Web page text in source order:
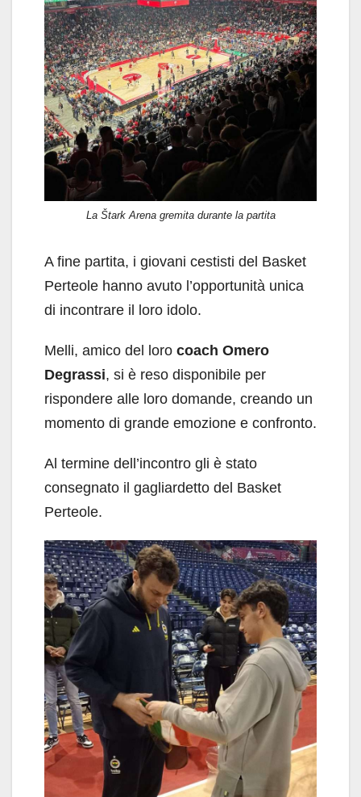
La Štark Arena gremita durante la partita
A fine partita, i giovani cestisti del Basket
Perteole hanno avuto l’opportunità unica
di incontrare il loro idolo.
Melli, amico del loro coach Omero
Degrassi, si è reso disponibile per
rispondere alle loro domande, creando un
momento di grande emozione e confronto.
Al termine dell’incontro gli è stato
consegnato il gagliardetto del Basket
Perteole.